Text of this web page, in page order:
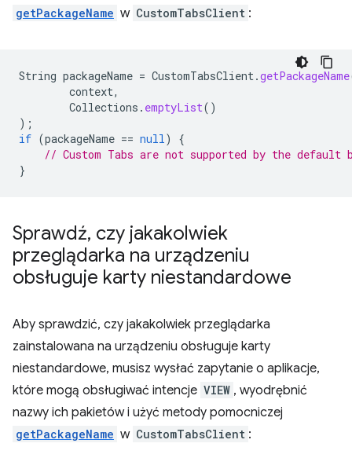
getPackageName w CustomTabsClient :
String packageName = CustomTabsClient.getPackageName
context,
Collections . emptyList()
);
if (packageName == null)
{
// Custom Tabs are not supported by the default
}
Sprawdź, czy jakakolwiek
przeglądarka na urządzeniu
obsługuje karty niestandardowe
Aby sprawdzić, czy jakakolwiek przeglądarka
zainstalowana na urządzeniu obsługuje karty
niestandardowe, musisz wysłać zapytanie o aplikacje,
które mogą obsługiwać intencje VIEW , wyodrębnić
nazwy ich pakietów i użyć metody pomocniczej
getPackageName w CustomTabsClient :